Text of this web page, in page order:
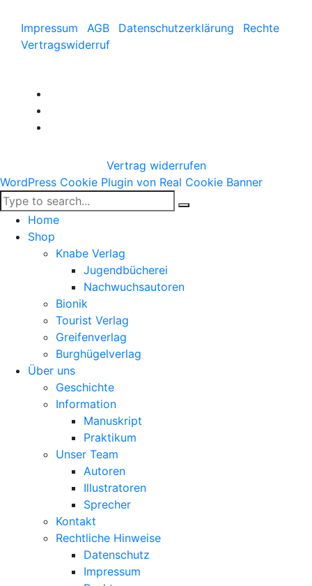
Impressum AGB Datenschutzerklärung
Rechte
Vertragswiderruf
Vertrag widerrufen
WordPress Cookie Plugin von Real Cookie Banner
Home
Shop
Knabe Verlag
Jugendbücherei
Nachwuchsautoren
Bionik
Tourist Verlag
Greifenverlag
Burghügelverlag
Über uns
Geschichte
Information
Manuskript
Praktikum
Unser Team
Autoren
Illustratoren
Sprecher
Kontakt
Rechtliche Hinweise
Datenschutz
Impressum